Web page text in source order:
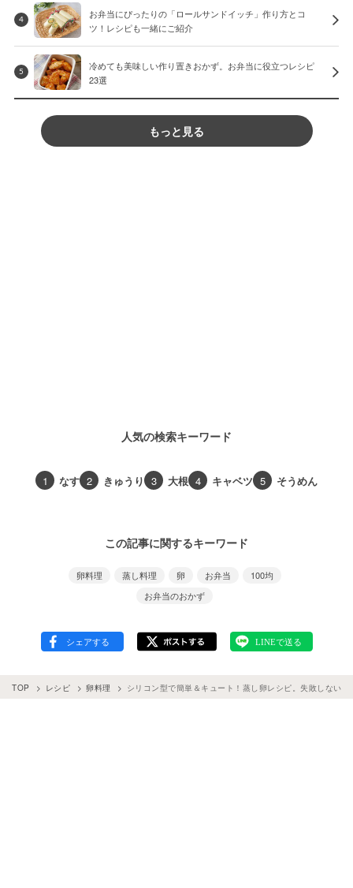
4
お弁当にぴったりの「ロールサンドイッチ」作り方とコ
ツ！レシピも一緒にご紹介
5
冷めても美味しい作り置きおかず。お弁当に役立つレシピ
23選
もっと見る
人気の検索キーワード
1 なす 2 きゅうり 3 大根 4 キャベツ 5 そうめん
この記事に関するキーワード
卵料理 蒸し料理 卵 お弁当
100均
お弁当のおかず
TOP レシピ 卵料理 シリコン型で簡単＆キュート！蒸し卵レシピ。失敗しないコ